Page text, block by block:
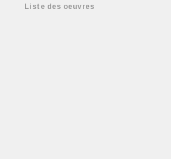
Liste des oeuvres